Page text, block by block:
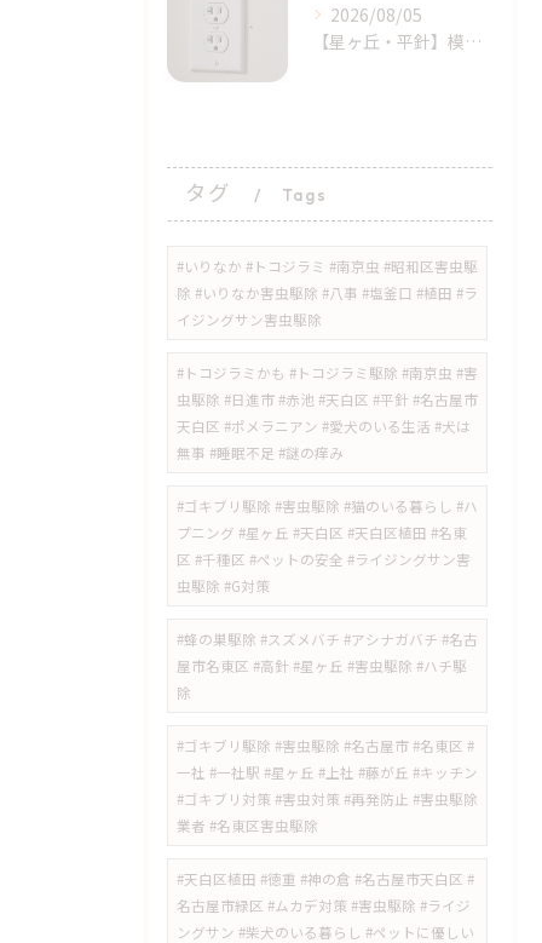
2026/08/05
【星ヶ丘・平針】模様替えで気付いた…コンセントの「消えない黒い点」｜トコジラミのサインかもしれません
タグ Tags
#いりなか #トコジラミ #南京虫 #昭和区害虫駆
除 #いりなか害虫駆除 #八事 #塩釜口 #植田 #ラ
イジングサン害虫駆除
​#トコジラミかも #トコジラミ駆除 #南京虫 #害
虫駆除 #日進市 #赤池 #天白区 #平針 #名古屋市
天白区 #ポメラニアン #愛犬のいる生活 #犬は
無事 #睡眠不足 #謎の痒み
​#ゴキブリ駆除 #害虫駆除 #猫のいる暮らし #ハ
プニング #星ヶ丘 #天白区 #天白区植田 #名東
区 #千種区 #ペットの安全 #ライジングサン害
虫駆除 #G対策
#蜂の巣駆除 #スズメバチ #アシナガバチ #名古
屋市名東区 #高針 #星ヶ丘 #害虫駆除 #ハチ駆
除
#ゴキブリ駆除 #害虫駆除 #名古屋市 #名東区 #
一社 #一社駅 #星ヶ丘 #上社 #藤が丘 #キッチン
#ゴキブリ対策 #害虫対策 #再発防止 #害虫駆除
業者 #名東区害虫駆除
#天白区植田 #徳重 #神の倉 #名古屋市天白区 #
名古屋市緑区 #ムカデ対策 #害虫駆除 #ライジ
ングサン #柴犬のいる暮らし #ペットに優しい